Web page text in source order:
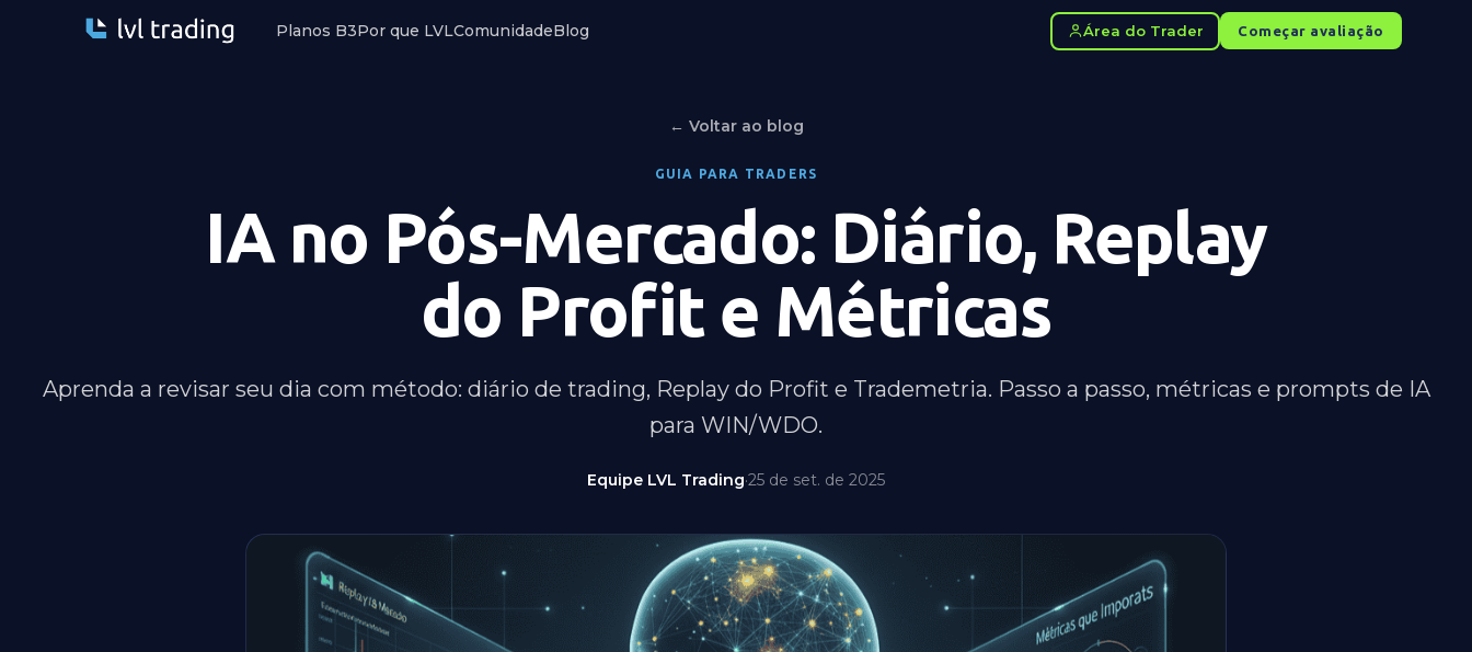
Planos B3Por que LVLComunidadeBlog Área do Trader Começar avaliação
← Voltar ao blog
GUIA PARA TRADERS
IA no Pós-Mercado: Diário, Replay
do Profit e Métricas
Aprenda a revisar seu dia com método: diário de trading, Replay do Profit e Trademetria. Passo a passo, métricas e prompts de IA
para WIN/WDO.
Equipe LVL Trading·25 de set. de 2025